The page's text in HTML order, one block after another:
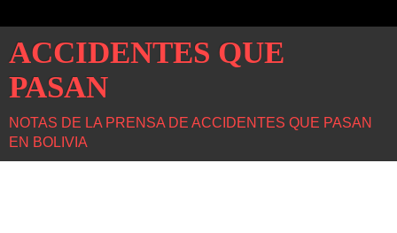
ACCIDENTES QUE
PASAN
NOTAS DE LA PRENSA DE ACCIDENTES QUE PASAN
EN BOLIVIA